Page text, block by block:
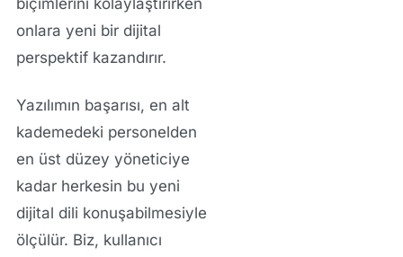
biçimlerini kolaylaştırırken
onlara yeni bir dijital
perspektif kazandırır.
Yazılımın başarısı, en alt
kademedeki personelden
en üst düzey yöneticiye
kadar herkesin bu yeni
dijital dili konuşabilmesiyle
ölçülür. Biz, kullanıcı